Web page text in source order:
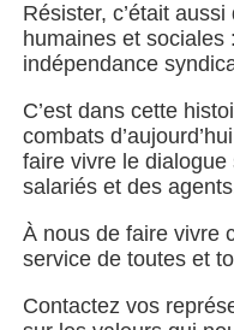
Résister, c’était
humaines et sociales
indépendance
C’est dans cette
combats
faire vivre le
salariés et des
À nous de faire vivre
service de toutes et
Contactez vos